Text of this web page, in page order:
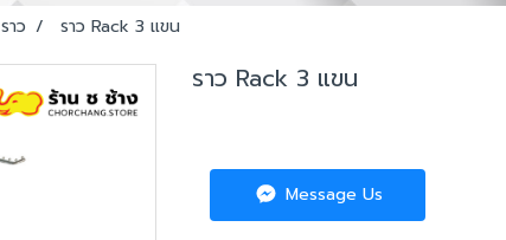
ราว ราว Rack 3 แขน
ราว Rack 3 แขน
Message Us